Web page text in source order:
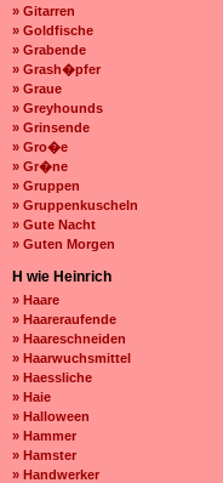
» Gitarren
» Goldfische
» Grabende
» Grash�pfer
» Graue
» Greyhounds
» Grinsende
» Gro�e
» Gr�ne
» Gruppen
» Gruppenkuscheln
» Gute Nacht
» Guten Morgen
H wie Heinrich
» Haare
» Haareraufende
» Haareschneiden
» Haarwuchsmittel
» Haessliche
» Haie
» Halloween
» Hammer
» Hamster
» Handwerker